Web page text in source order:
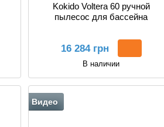
Kokido Voltera 60 ручной
пылесос для бассейна
16 284 грн
В наличии
Видео